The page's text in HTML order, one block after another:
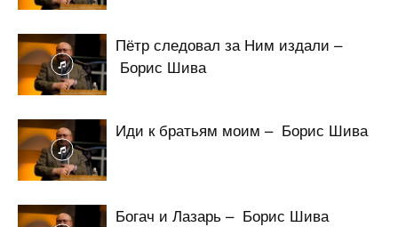
Пётр следовал за Ним издали –
Борис Шива
Иди к братьям моим – Борис Шива
Богач и Лазарь – Борис Шива